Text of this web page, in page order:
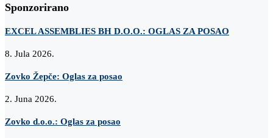
Sponzorirano
EXCEL ASSEMBLIES BH D.O.O.: OGLAS ZA POSAO
8. Jula 2026.
Zovko Žepče: Oglas za posao
2. Juna 2026.
Zovko d.o.o.: Oglas za posao